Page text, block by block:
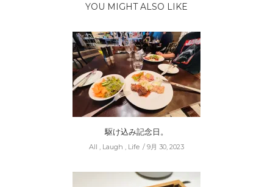
YOU MIGHT ALSO LIKE
駆け込み記念日。
All Laugh Life 9月 30, 2023